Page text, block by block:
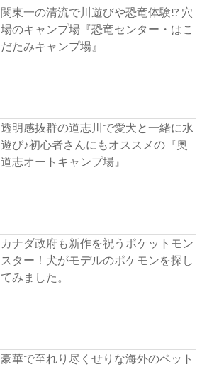
関東一の清流で川遊びや恐竜体験!? 穴
場のキャンプ場『恐竜センター・はこ
だたみキャンプ場』
透明感抜群の道志川で愛犬と一緒に水
遊び♪初心者さんにもオススメの『奥
道志オートキャンプ場』
カナダ政府も新作を祝うポケットモン
スター！犬がモデルのポケモンを探し
てみました。
豪華で至れり尽くせりな海外のペット